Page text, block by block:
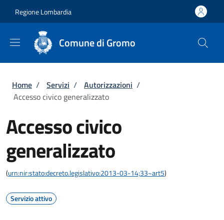
Regione Lombardia
Comune di Gromo
Briciole di pane
Home / Servizi / Autorizzazioni /
Accesso civico generalizzato
Accesso civico
generalizzato
(urn:nir:stato:decreto.legislativo:2013-03-14;33~art5)
Servizio attivo